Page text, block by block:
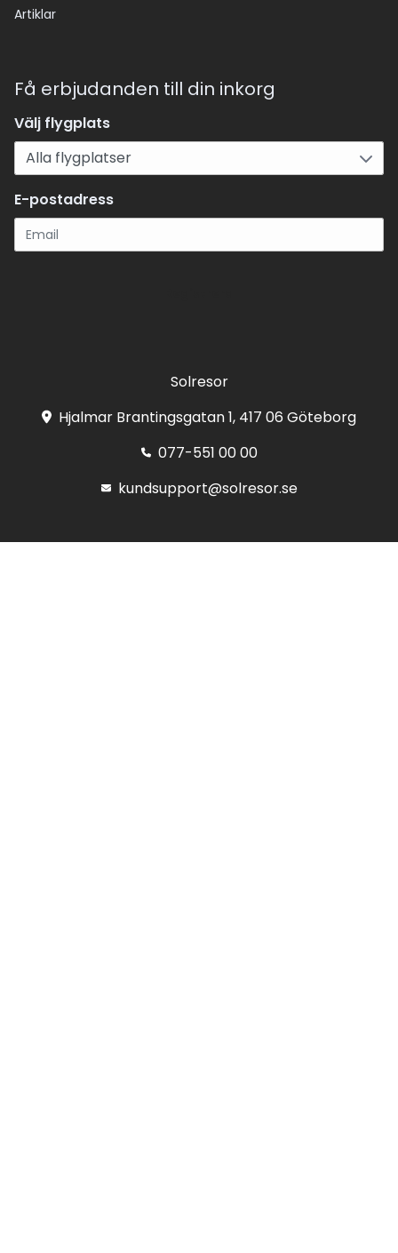
Artiklar
Få erbjudanden till din inkorg
Välj flygplats
E-postadress
Solresor
Hjalmar Brantingsgatan 1, 417 06 Göteborg
077-551 00 00
kundsupport@solresor.se